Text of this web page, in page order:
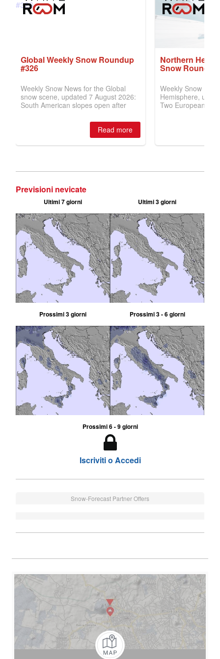
Previsioni nevicate
Ultimi 7 giorni Ultimi 3 giorni
Prossimi 3 giorni Prossimi 3 - 6 giorni
Prossimi 6 - 9 giorni
Iscriviti o Accedi
Snow-Forecast Partner Offers